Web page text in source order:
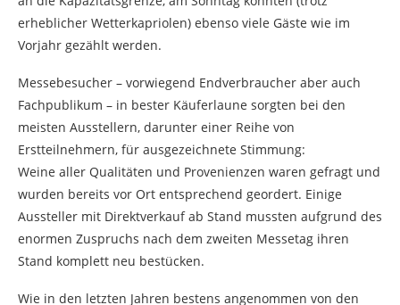
erheblicher Wetterkapriolen) ebenso viele Gäste wie im
Vorjahr gezählt werden.
Messebesucher – vorwiegend Endverbraucher aber auch
Fachpublikum – in bester Käuferlaune sorgten bei den
meisten Ausstellern, darunter einer Reihe von
Erstteilnehmern, für ausgezeichnete Stimmung:
Weine aller Qualitäten und Provenienzen waren gefragt und
wurden bereits vor Ort entsprechend geordert. Einige
Aussteller mit Direktverkauf ab Stand mussten aufgrund des
enormen Zuspruchs nach dem zweiten Messetag ihren
Stand komplett neu bestücken.
Wie in den letzten Jahren bestens angenommen von den